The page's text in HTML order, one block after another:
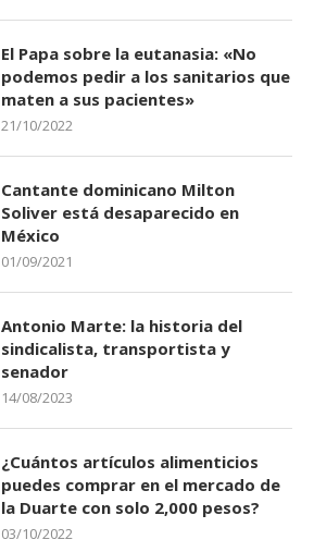
El Papa sobre la eutanasia: «No
podemos pedir a los sanitarios que
maten a sus pacientes»
21/10/2022
Cantante dominicano Milton
Soliver está desaparecido en
México
01/09/2021
Antonio Marte: la historia del
sindicalista, transportista y
senador
14/08/2023
¿Cuántos artículos alimenticios
puedes comprar en el mercado de
la Duarte con solo 2,000 pesos?
03/10/2022